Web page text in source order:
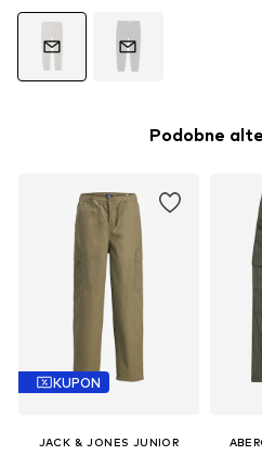
Podobne
KUPON
JACK & JONES JUNIOR